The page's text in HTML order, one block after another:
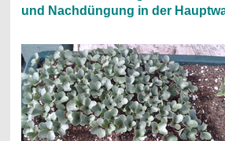
und Nachdüngung in der